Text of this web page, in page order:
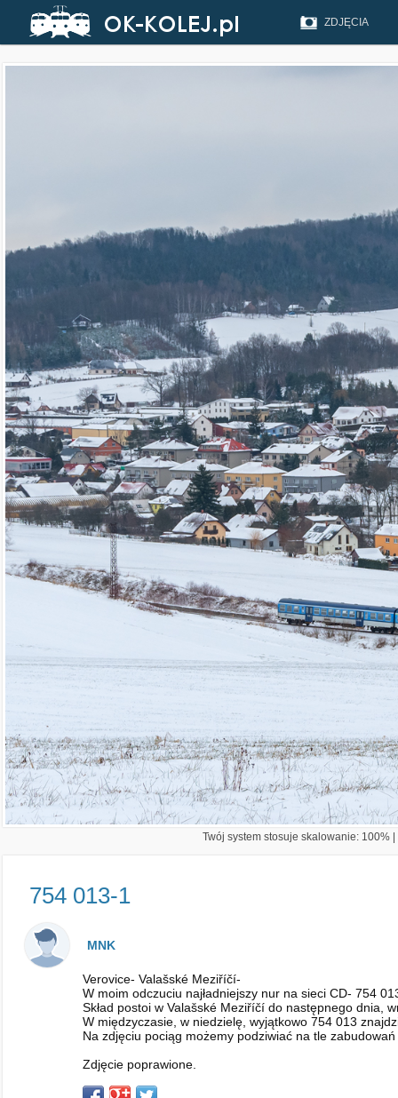
ZDJĘCIA
Twój system stosuje skalowanie: 100%
754 013-1
MNK
Verovice- Valašské Meziříčí-
W moim odczuciu najładniejszy nur na sieci CD- 754
Skład postoi w Valašské Meziříčí do następnego dnia,
W międzyczasie, w niedzielę, wyjątkowo 754 013
Na zdjęciu pociąg możemy podziwiać na tle
Zdjęcie poprawione.